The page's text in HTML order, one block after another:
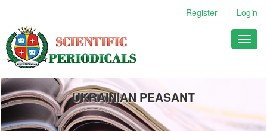
Main
Content
Sidebar
Register Login
UKRAINIAN PEASANT